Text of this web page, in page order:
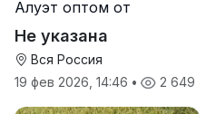
Алуэт оптом от
Не указана
Вся Россия
19 фев 2026, 14:46 • 2 649